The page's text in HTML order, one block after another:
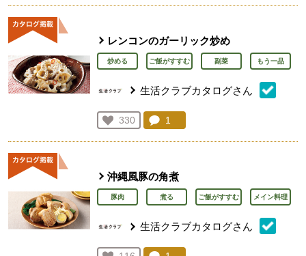
レンコンのガーリック炒め
炒める ご飯がすすむ 副菜 もう一品
生活クラブカタログさん
お気に入り登録：
330
人が登録
コメント：
1
沖縄風豚の角煮
豚肉 煮る ご飯がすすむ メイン料理
生活クラブカタログさん